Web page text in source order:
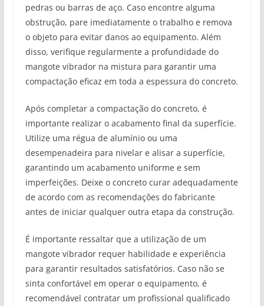
pedras ou barras de aço. Caso encontre alguma
obstrução, pare imediatamente o trabalho e remova
o objeto para evitar danos ao equipamento. Além
disso, verifique regularmente a profundidade do
mangote vibrador na mistura para garantir uma
compactação eficaz em toda a espessura do concreto.
Após completar a compactação do concreto, é
importante realizar o acabamento final da superfície.
Utilize uma régua de alumínio ou uma
desempenadeira para nivelar e alisar a superfície,
garantindo um acabamento uniforme e sem
imperfeições. Deixe o concreto curar adequadamente
de acordo com as recomendações do fabricante
antes de iniciar qualquer outra etapa da construção.
É importante ressaltar que a utilização de um
mangote vibrador requer habilidade e experiência
para garantir resultados satisfatórios. Caso não se
sinta confortável em operar o equipamento, é
recomendável contratar um profissional qualificado